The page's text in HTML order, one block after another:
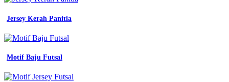
Jersey Kerah Panitia
Motif Baju Futsal